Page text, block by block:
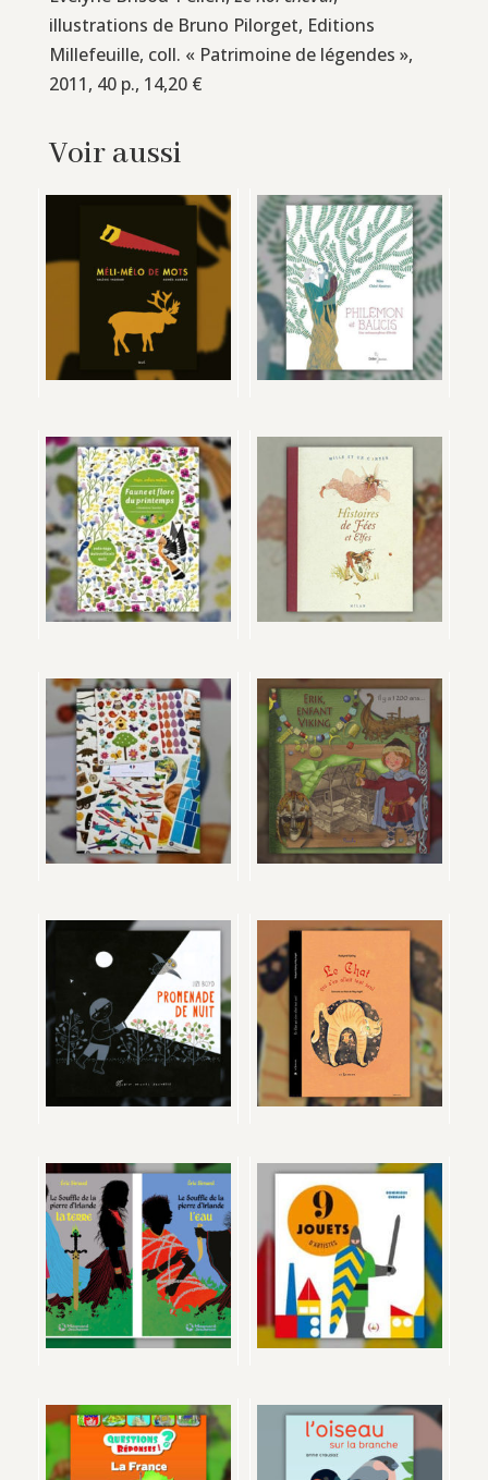
illustrations de Bruno Pilorget, Editions
Millefeuille, coll. « Patrimoine de légendes »,
2011, 40 p., 14,20 €
Voir aussi